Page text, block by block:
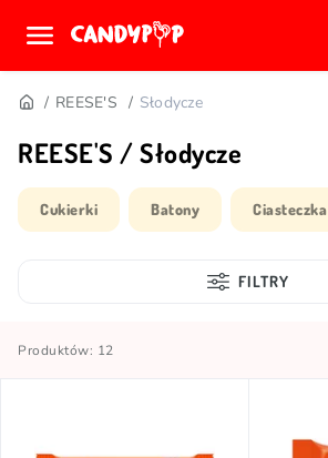
REESE'S Słodycze
REESE'S / Słodycze
Cukierki Batony Ciasteczka
FILTRY
Produktów: 12